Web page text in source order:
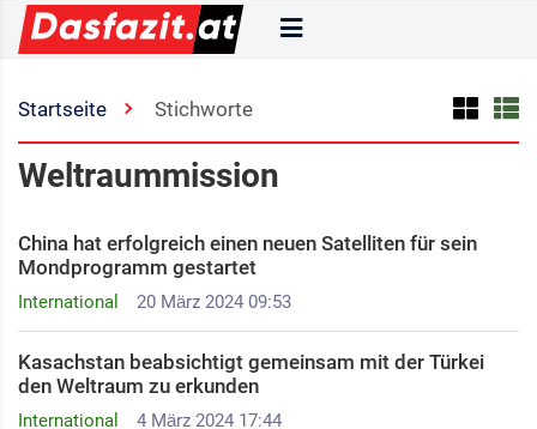
Startseite Stichworte
Weltraummission
International 20 März 2024 09:53
China hat erfolgreich einen neuen Satelliten für sein
Mondprogramm gestartet
International 4 März 2024 17:44
Kasachstan beabsichtigt gemeinsam mit der Türkei
den Weltraum zu erkunden